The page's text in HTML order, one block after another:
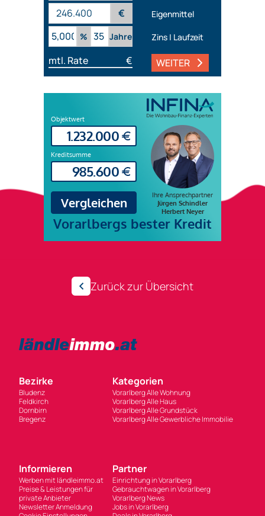
€
Eigenmittel
%
Jahre Zins | Laufzeit
mtl. Rate € WEITER
Zurück zur Übersicht
Bezirke
Bludenz
Feldkirch
Dornbirn
Bregenz
Kategorien
Vorarlberg Alle Wohnung
Vorarlberg Alle Haus
Vorarlberg Alle Grundstück
Vorarlberg Alle Gewerbliche Immobilie
Informieren
Werben mit ländleimmo.at
Preise & Leistungen für
private Anbieter
Newsletter Anmeldung
Partner
Einrichtung in Vorarlberg
Gebrauchtwagen in Vorarlberg
Vorarlberg News
Jobs in Vorarlberg